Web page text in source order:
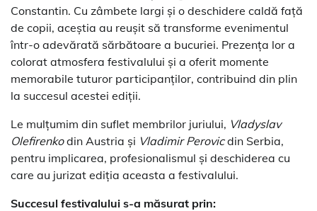
Constantin. Cu zâmbete largi și o deschidere caldă față
de copii, aceștia au reușit să transforme evenimentul
într-o adevărată sărbătoare a bucuriei. Prezența lor a
colorat atmosfera festivalului și a oferit momente
memorabile tuturor participanților, contribuind din plin
la succesul acestei ediții.
Le mulțumim din suflet membrilor juriului, Vladyslav
Olefirenkodin Austria și Vladimir Perovicdin Serbia,
pentru implicarea, profesionalismul și deschiderea cu
care au jurizat ediția aceasta a festivalului.
Succesul festivalului s-a măsurat prin: